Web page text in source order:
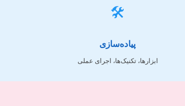
🛠️
پیاده‌سازی
ابزارها، تکنیک‌ها، اجرای عملی